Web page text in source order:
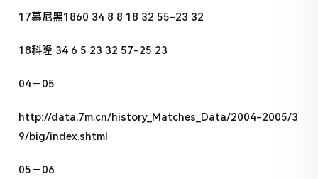
17慕尼黑1860 34 8 8 18 32 55-23 32
18科隆 34 6 5 23 32 57-25 23
04－05
http://data.7m.cn/history_Matches_Data/2004-2005/3
9/big/index.shtml
05－06